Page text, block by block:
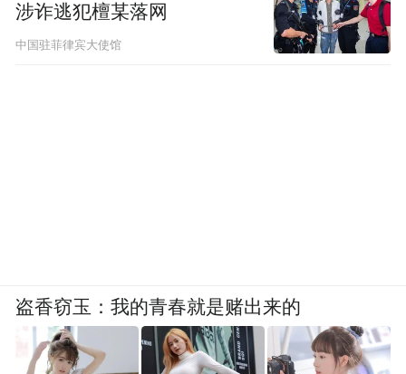
涉诈逃犯檀某落网
中国驻菲律宾大使馆
盗香窃玉：我的青春就是赌出来的